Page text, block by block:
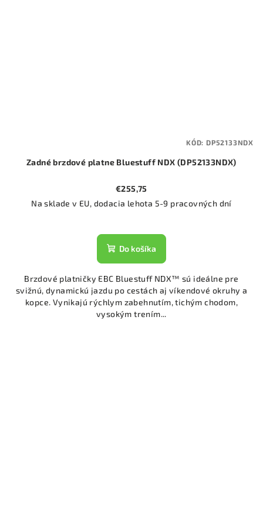
Zadné brzdové platne Bluestuff NDX (DP52133NDX)
€255,75
Na sklade v EU, dodacia lehota 5-9 pracovných dní
Do košíka
Brzdové platničky EBC Bluestuff NDX™ sú ideálne pre
svižnú, dynamickú jazdu po cestách aj víkendové okruhy a
kopce. Vynikajú rýchlym zabehnutím, tichým chodom,
vysokým trením...
KÓD: DP52133NDX